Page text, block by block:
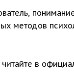
методов
в